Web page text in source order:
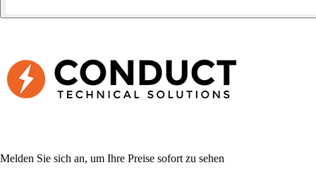
Melden Sie sich an, um Ihre Preise sofort zu sehen